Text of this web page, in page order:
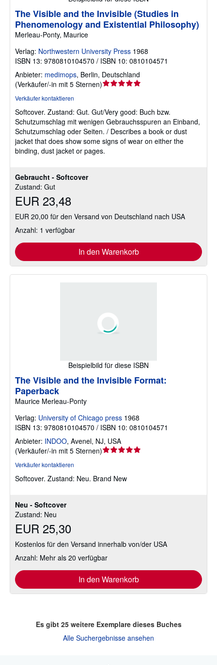
Gebraucht - Softcover
Zustand: Gut
EUR 23,48
EUR 20,00 für den Versand von Deutschland nach USA
Anzahl: 1 verfügbar
In den Warenkorb
The Visible and the Invisible (Studies in
Phenomenology and Existential Philosophy)
Merleau-Ponty, Maurice
Verlag: Northwestern University Press 1968
ISBN 13: 9780810104570 / ISBN 10: 0810104571
Anbieter: medimops, Berlin, Deutschland
(Verkäufer/-in mit 5 Sternen)Verkäuferbewertung
5
Sternen
Verkäufer kontaktieren
Softcover. Zustand: Gut. Gut/Very good: Buch bzw.
Schutzumschlag mit wenigen Gebrauchsspuren an Einband,
Schutzumschlag oder Seiten. / Describes a book or dust
jacket that does show some signs of wear on either the
binding, dust jacket or pages.
Beispielbild für diese ISBN
Neu - Softcover
Zustand: Neu
EUR 25,30
Kostenlos für den Versand innerhalb von/der USA
Anzahl: Mehr als 20 verfügbar
In den Warenkorb
The Visible and the Invisible Format:
Paperback
Maurice Merleau-Ponty
Verlag: University of Chicago press 1968
ISBN 13: 9780810104570 / ISBN 10: 0810104571
Anbieter: INDOO, Avenel, NJ, USA
(Verkäufer/-in mit 5 Sternen)Verkäuferbewertung
5
Verkäufer kontaktieren
Softcover. Zustand: Neu. Brand New
Es gibt 25weitere Exemplare dieses Buches
Alle Suchergebnisse ansehen